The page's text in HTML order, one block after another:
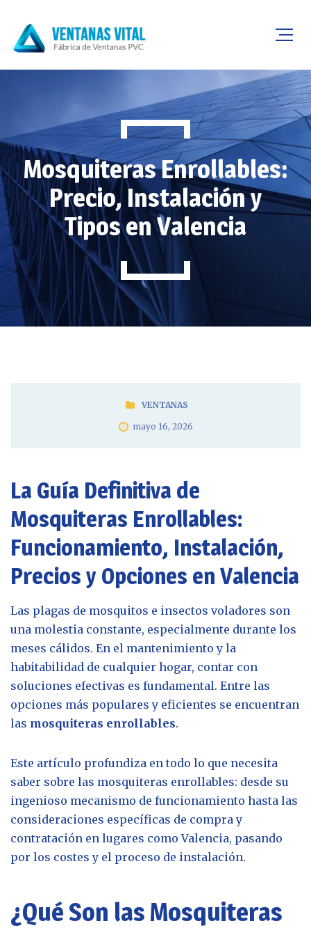
Mosquiteras Enrollables:
Precio, Instalación y
Tipos en Valencia
VENTANAS
mayo 16, 2026
La Guía Definitiva de
Mosquiteras Enrollables:
Funcionamiento, Instalación,
Precios y Opciones en Valencia
Las plagas de mosquitos e insectos voladores son
una molestia constante, especialmente durante los
meses cálidos. En el mantenimiento y la
habitabilidad de cualquier hogar, contar con
soluciones efectivas es fundamental. Entre las
opciones más populares y eficientes se encuentran
las mosquiteras enrollables.
Este artículo profundiza en todo lo que necesita
saber sobre las mosquiteras enrollables: desde su
ingenioso mecanismo de funcionamiento hasta las
consideraciones específicas de compra y
contratación en lugares como Valencia, pasando
por los costes y el proceso de instalación.
¿Qué Son las Mosquiteras